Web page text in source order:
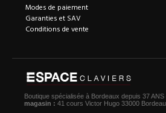
Modes de paiement
Garanties et SAV
Conditions de vente
Boutique spécialisée à Bordeaux depuis 37 ANS
magasin : 41 cours Victor Hugo 33000